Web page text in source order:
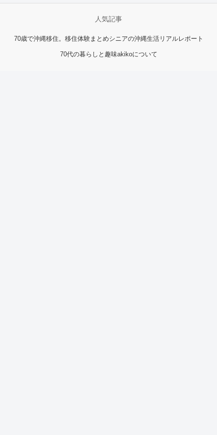
人気記事
70歳で沖縄移住。移住体験まとめシニアの沖縄生活リアルレポート
70代の暮らしと趣味akikoについて